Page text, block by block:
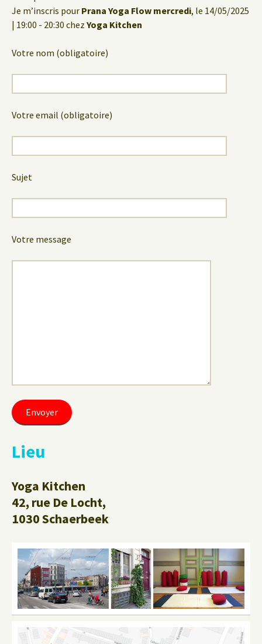
Je m’inscris pour Prana Yoga Flow mercredi, le 14/05/2025
| 19:00 - 20:30 chez Yoga Kitchen
Votre nom (obligatoire)
Votre email (obligatoire)
Sujet
Votre message
Lieu
Yoga Kitchen
42, rue De Locht,
1030 Schaerbeek